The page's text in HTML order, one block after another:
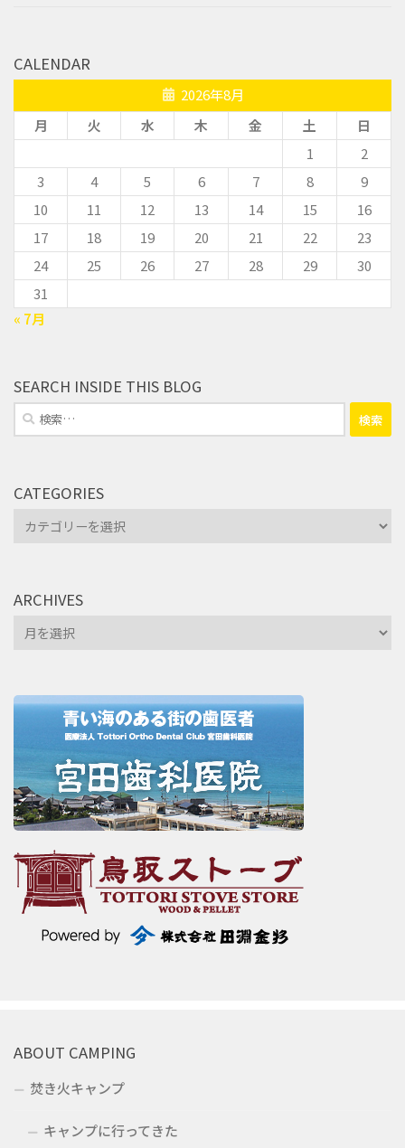
CALENDAR
2026年8月
月
火 水 木 金 土
日
1
2
3
4 5 6 7 8
9
10
11 12 13 14 15
16
17
18 19 20 21 22
23
24
25 26 27 28 29
30
31
« 7月
SEARCH INSIDE THIS BLOG
検
索:
CATEGORIES
Categories
ARCHIVES
Archives
ABOUT CAMPING
焚き火キャンプ
キャンプに行ってきた